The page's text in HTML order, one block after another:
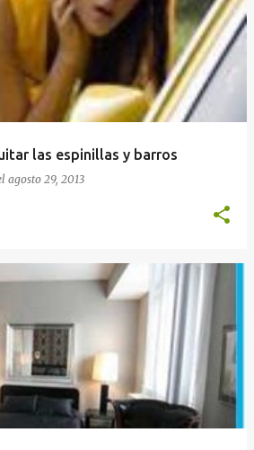
las espinillas y barros
agosto 29, 2013